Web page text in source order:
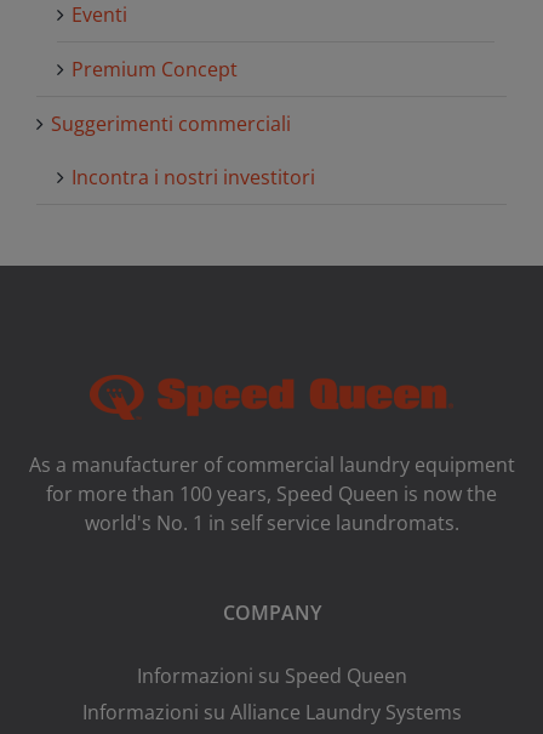
Eventi
Premium Concept
Suggerimenti commerciali
Incontra i nostri investitori
As a manufacturer of commercial laundry equipment
for more than 100 years, Speed ​​Queen is now the
world's No. 1 in self service laundromats.
COMPANY
Informazioni su Speed Queen
Informazioni su Alliance Laundry Systems